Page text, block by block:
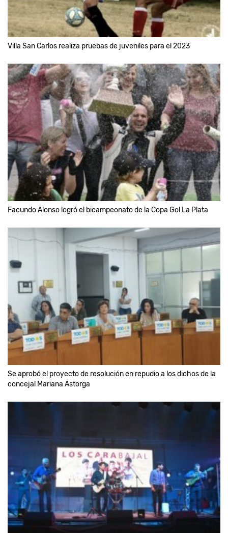
Villa San Carlos realiza pruebas de juveniles para el 2023
Facundo Alonso logró el bicampeonato de la Copa Gol La Plata
Se aprobó el proyecto de resolución en repudio a los dichos de la
concejal Mariana Astorga